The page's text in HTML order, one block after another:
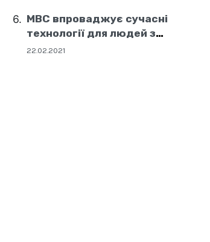
МВС впроваджує сучасні
технології для людей з
порушенням слуху
22.02.2021